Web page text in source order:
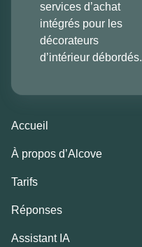
services d’achat
intégrés pour les
décorateurs
d’intérieur débordés.
Accueil
À propos d’Alcove
Tarifs
Réponses
Assistant IA